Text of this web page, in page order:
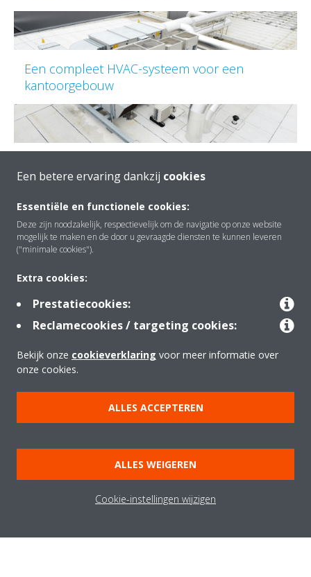
Een compleet HVAC-systeem voor een
kantoorgebouw
Nieuw kantoorgebouw voor hotelinrichter TKS
in Borken
Oplossingen
Een betere ervaring dankzij cookies
Essentiële en functionele cookies:
Deze zijn noodzakelijk, respectievelijk om de navigatie op onze website
mogelijk te maken en de door u gevraagde diensten te kunnen leveren
("minimale cookies").
Extra cookies:
Prestatiecookies:
Reclamecookies / targeting cookies:
Bekijk onze cookieverklaring voor meer informatie over
onze cookies.
ALLES ACCEPTEREN
ALLES WEIGEREN
Cookie-instellingen wijzigen